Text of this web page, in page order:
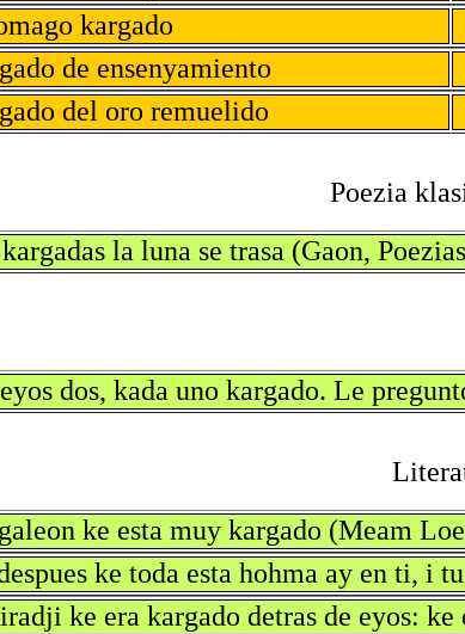
kargado
de ensenyamiento
del oro remuelido
la luna se trasa (Gaon,
dos, kada uno kargado. Le
ke esta muy kargado (Meam
ke toda esta hohma ay en ti, i
ke era kargado detras de eyos: